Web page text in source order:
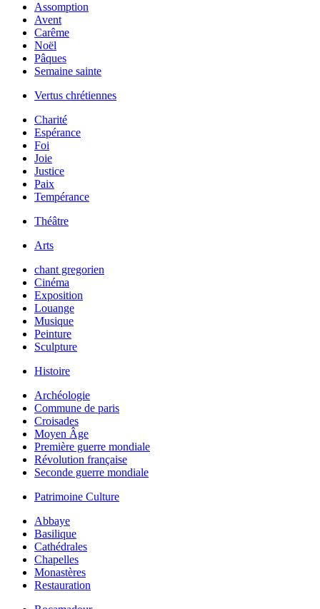
Assomption
Avent
Carême
Noël
Pâques
Semaine sainte
Vertus chrétiennes
Charité
Espérance
Foi
Joie
Justice
Paix
Tempérance
Théâtre
Arts
chant gregorien
Cinéma
Exposition
Louange
Musique
Peinture
Sculpture
Histoire
Archéologie
Commune de paris
Croisades
Moyen Âge
Première guerre mondiale
Révolution française
Seconde guerre mondiale
Patrimoine Culture
Abbaye
Basilique
Cathédrales
Chapelles
Monastères
Restauration